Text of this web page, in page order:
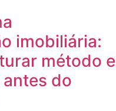
imobiliária:
método e
do